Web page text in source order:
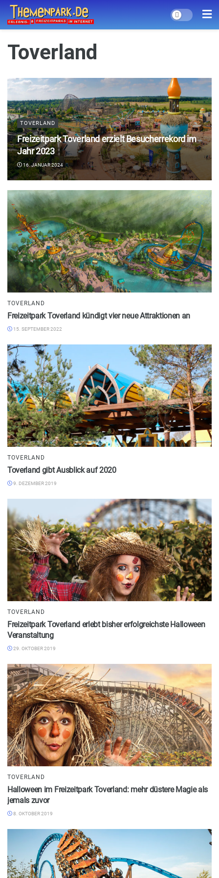
Toverland
TOVERLAND
Freizeitpark Toverland erzielt Besucherrekord im
Jahr 2023
16. JANUAR 2024
TOVERLAND
Freizeitpark Toverland kündigt vier neue Attraktionen an
15. SEPTEMBER 2022
TOVERLAND
Toverland gibt Ausblick auf 2020
9. DEZEMBER 2019
TOVERLAND
Freizeitpark Toverland erlebt bisher erfolgreichste Halloween
Veranstaltung
29. OKTOBER 2019
TOVERLAND
Halloween im Freizeitpark Toverland: mehr düstere Magie als
jemals zuvor
8. OKTOBER 2019